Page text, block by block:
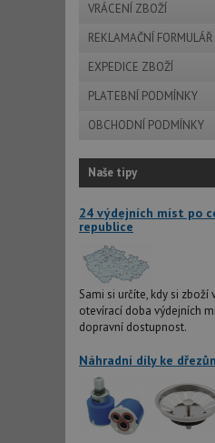
VRÁCENÍ ZBOŽÍ
REKLAMAČNÍ FORMULÁŘ
EXPEDICE ZBOŽÍ
PLATEBNÍ PODMÍNKY
OBCHODNÍ PODMÍNKY
Naše tipy
24 výdejních míst po
republice
Sami si určíte, kdy si zboží
otevírací doba výdejních
dopravní dostupnost.
Náhradní díly ke